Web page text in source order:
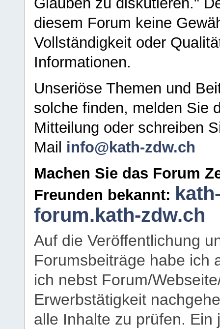
diesem Forum keine
Vollständigkeit oder
Informationen.
Unseriöse Themen und
solche finden, melden Sie
Mitteilung oder schreiben
Mail info@kath-zdw.ch
Machen Sie das Forum
Freunden bekannt:
forum.kath-zdw.ch
Auf die Veröffentlichung
Forumsbeiträge habe ich
ich nebst Forum/
Erwerbstätigkeit
alle Inhalte zu prüfen.